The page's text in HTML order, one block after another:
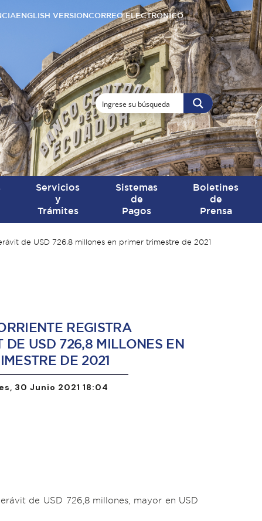
ENGLISH VERSIONCORREO ELECTRÓNICO
Servicios
y
Trámites
Sistemas
de
Pagos
Boletines
de
Prensa
de USD 726,8 millones en primer trimestre de 2021
REGISTRA
DE USD 726,8 MILLONES EN
DE 2021
30 Junio 2021 18:04
de USD 726,8 millones, mayor en USD